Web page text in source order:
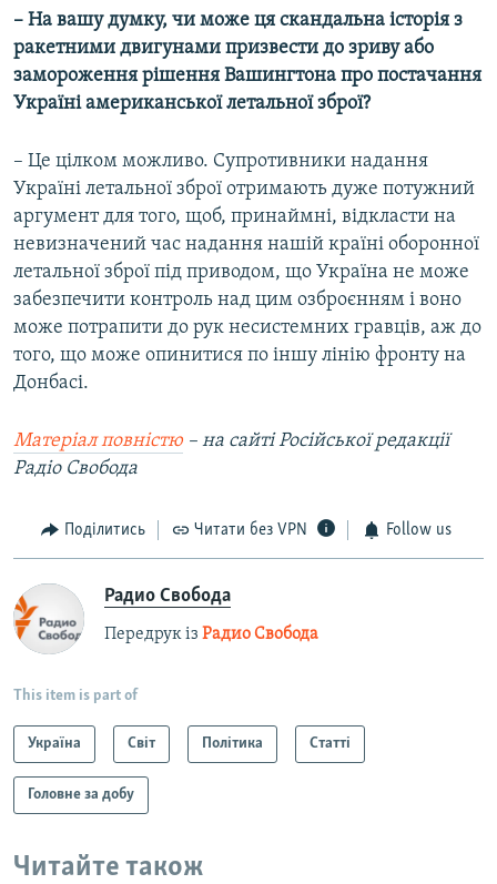
– На вашу думку, чи може ця скандальна історія з
ракетними двигунами призвести до зриву або
замороження рішення Вашингтона про постачання
Україні американської летальної зброї?
– Це цілком можливо. Супротивники надання
Україні летальної зброї отримають дуже потужний
аргумент для того, щоб, принаймні, відкласти на
невизначений час надання нашій країні оборонної
летальної зброї під приводом, що Україна не може
забезпечити контроль над цим озброєнням і воно
може потрапити до рук несистемних гравців, аж до
того, що може опинитися по іншу лінію фронту на
Донбасі.
Матеріал повністю – на сайті Російської редакції
Радіо Свобода
Поділитись Читати без VPN Follow us
Радио Свобода
Передрук із Радио Свобода
This item is part of
Україна Світ Політика Статті
Головне за добу
Читайте також